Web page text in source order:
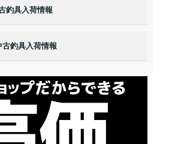
釣具入荷情報
釣具入荷情報